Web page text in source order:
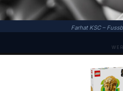
Farhat KSC –